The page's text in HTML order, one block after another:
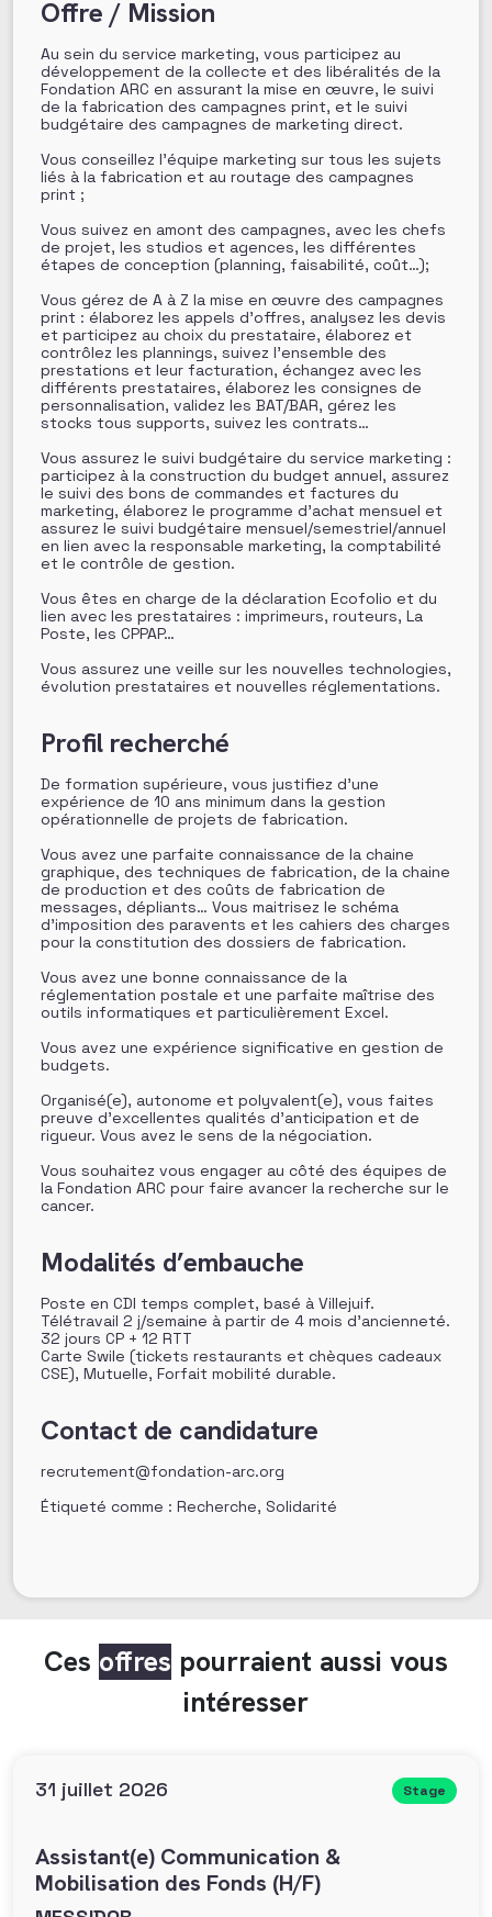
Offre / Mission
Au sein du service marketing, vous participez au
développement de la collecte et des libéralités de la
Fondation ARC en assurant la mise en œuvre, le suivi
de la fabrication des campagnes print, et le suivi
budgétaire des campagnes de marketing direct.
Vous conseillez l’équipe marketing sur tous les sujets
liés à la fabrication et au routage des campagnes
print ;
Vous suivez en amont des campagnes, avec les chefs
de projet, les studios et agences, les différentes
étapes de conception (planning, faisabilité, coût…);
Vous gérez de A à Z la mise en œuvre des campagnes
print : élaborez les appels d’offres, analysez les devis
et participez au choix du prestataire, élaborez et
contrôlez les plannings, suivez l’ensemble des
prestations et leur facturation, échangez avec les
différents prestataires, élaborez les consignes de
personnalisation, validez les BAT/BAR, gérez les
stocks tous supports, suivez les contrats…
Vous assurez le suivi budgétaire du service marketing :
participez à la construction du budget annuel, assurez
le suivi des bons de commandes et factures du
marketing, élaborez le programme d’achat mensuel et
assurez le suivi budgétaire mensuel/semestriel/annuel
en lien avec la responsable marketing, la comptabilité
et le contrôle de gestion.
Vous êtes en charge de la déclaration Ecofolio et du
lien avec les prestataires : imprimeurs, routeurs, La
Poste, les CPPAP…
Vous assurez une veille sur les nouvelles technologies,
évolution prestataires et nouvelles réglementations.
Profil recherché
De formation supérieure, vous justifiez d’une
expérience de 10 ans minimum dans la gestion
opérationnelle de projets de fabrication.
Vous avez une parfaite connaissance de la chaine
graphique, des techniques de fabrication, de la chaine
de production et des coûts de fabrication de
messages, dépliants… Vous maitrisez le schéma
d’imposition des paravents et les cahiers des charges
pour la constitution des dossiers de fabrication.
Vous avez une bonne connaissance de la
réglementation postale et une parfaite maîtrise des
outils informatiques et particulièrement Excel.
Vous avez une expérience significative en gestion de
budgets.
Organisé(e), autonome et polyvalent(e), vous faites
preuve d’excellentes qualités d’anticipation et de
rigueur. Vous avez le sens de la négociation.
Vous souhaitez vous engager au côté des équipes de
la Fondation ARC pour faire avancer la recherche sur le
cancer.
Modalités d’embauche
Poste en CDI temps complet, basé à Villejuif.
Télétravail 2 j/semaine à partir de 4 mois d’ancienneté.
32 jours CP + 12 RTT
Carte Swile (tickets restaurants et chèques cadeaux
CSE), Mutuelle, Forfait mobilité durable.
Contact de candidature
recrutement@fondation-arc.org
Étiqueté comme : Recherche, Solidarité
Ces offres pourraient aussi vous
intéresser
31 juillet 2026 Stage
Assistant(e) Communication &
Mobilisation des Fonds (H/F)